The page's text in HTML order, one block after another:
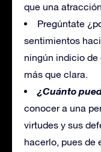
que una
Pregúntate
sentimientos
ningún indicio de
más que clara.
¿Cuánto
conocer a una
virtudes y sus
hacerlo, pues de